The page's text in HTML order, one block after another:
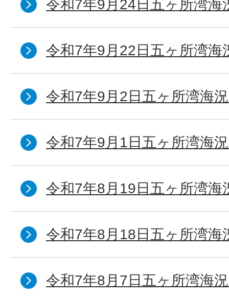
令和7年9月24日五ヶ所湾海
令和7年9月22日五ヶ所湾海
令和7年9月2日五ヶ所湾海
令和7年9月1日五ヶ所湾海
令和7年8月19日五ヶ所湾海
令和7年8月18日五ヶ所湾海
令和7年8月7日五ヶ所湾海